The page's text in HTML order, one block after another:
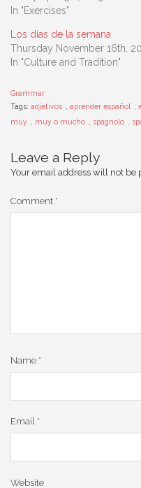
In "Exercises"
Los días de la semana
Thursday November 16th,
In "Culture and Tradition"
Grammar
Tags: adjetivos aprender español
muy
muy o mucho spagnolo
Leave a Reply
Your email address will not be
Comment *
Name *
Email *
Website